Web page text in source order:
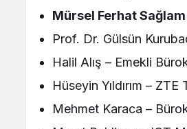
Mürsel Ferhat Sağlam
Prof. Dr. Gülsün
Halil Alış – Emekli
Hüseyin Yıldırım – ZTE
Mehmet Karaca –